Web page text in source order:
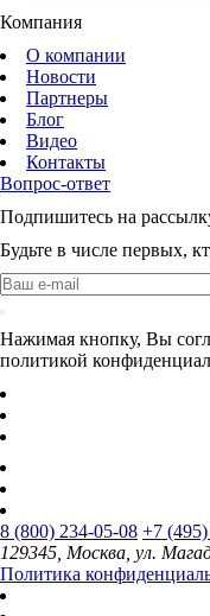
Компания
О компании
Новости
Партнеры
Блог
Видео
Контакты
Вопрос-ответ
Подпишитесь на
Будьте в числе первых,
Нажимая кнопку, Вы
политикой
8 (800) 234-05-08 +7
129345, Москва, ул.
Политика